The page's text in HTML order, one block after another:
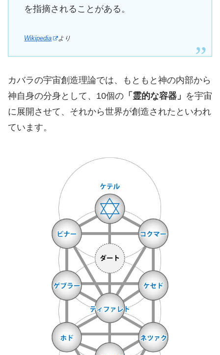
を指摘されることがある。
Wikipedia より
カバラの宇宙創造理論では、もともと神の内部から
神自身の分身として、10個の 「霊的な容器」 を宇宙
に展開させて、それから世界が創造されたといわれ
ています。